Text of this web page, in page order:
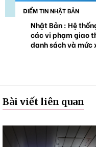
ĐIỂM TIN NHẬT BẢN
Nhật Bản : Hệ
các vi phạm giao
danh sách và mức
Bài viết liên quan